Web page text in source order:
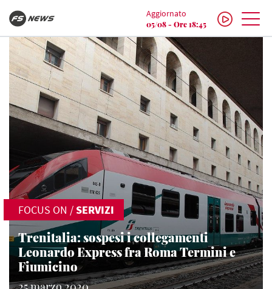
Aggiornato
05/08 - Ore 18:45
FOCUS ON /SERVIZI
Trenitalia: sospesi i collegamenti
Leonardo Express fra Roma Termini e
Fiumicino